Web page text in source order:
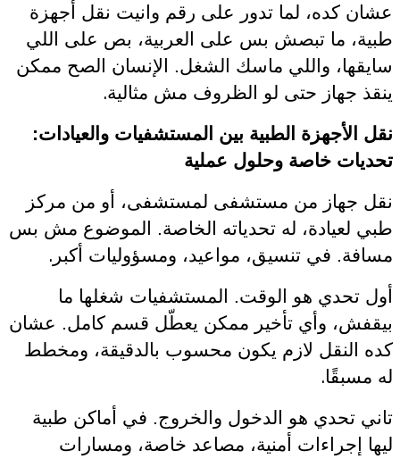
عشان كده، لما تدور على رقم وانيت نقل أجهزة
طبية، ما تبصش بس على العربية، بص على اللي
سايقها، واللي ماسك الشغل. الإنسان الصح ممكن
ينقذ جهاز حتى لو الظروف مش مثالية.
نقل الأجهزة الطبية بين المستشفيات والعيادات:
تحديات خاصة وحلول عملية
نقل جهاز من مستشفى لمستشفى، أو من مركز
طبي لعيادة، له تحدياته الخاصة. الموضوع مش بس
مسافة. في تنسيق، مواعيد، ومسؤوليات أكبر .
أول تحدي هو الوقت. المستشفيات شغلها ما
بيقفش، وأي تأخير ممكن يعطّل قسم كامل. عشان
كده النقل لازم يكون محسوب بالدقيقة، ومخطط
له مسبقًا.
تاني تحدي هو الدخول والخروج. في أماكن طبية
ليها إجراءات أمنية، مصاعد خاصة، ومسارات